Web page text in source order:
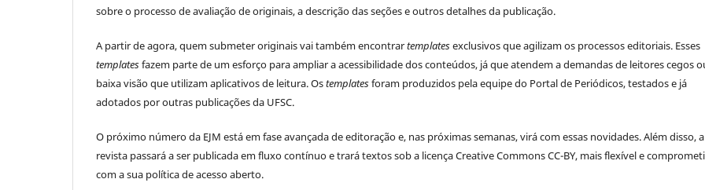
sobre o processo de avaliação de originais, a descrição das seções e outros detalhes da publicação.
A partir de agora, quem submeter originais vai também encontrartemplatesexclusivos que agilizam os processos editoriais. Esses
templatesfazem parte de um esforço para ampliar a acessibilidade dos conteúdos, já que atendem a demandas de leitores cegos
baixa visão que utilizam aplicativos de leitura. Ostemplatesforam produzidos pela equipe do Portal de Periódicos, testados e já
adotados por outras publicações da UFSC.
O próximo número da EJM está em fase avançada de editoração e, nas próximas semanas, virá com essas novidades. Além disso, a
revista passará a ser publicada em fluxo contínuo e trará textos sob a licença Creative Commons CC-BY, mais flexível e
com a sua política de acesso aberto.